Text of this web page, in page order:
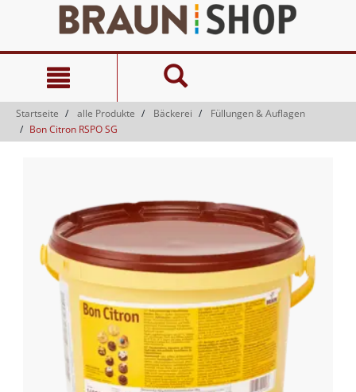
springen
Navigationsmenü
springen
Startseite alle Produkte Bäckerei
Füllungen & Auflagen
Bon Citron RSPO SG